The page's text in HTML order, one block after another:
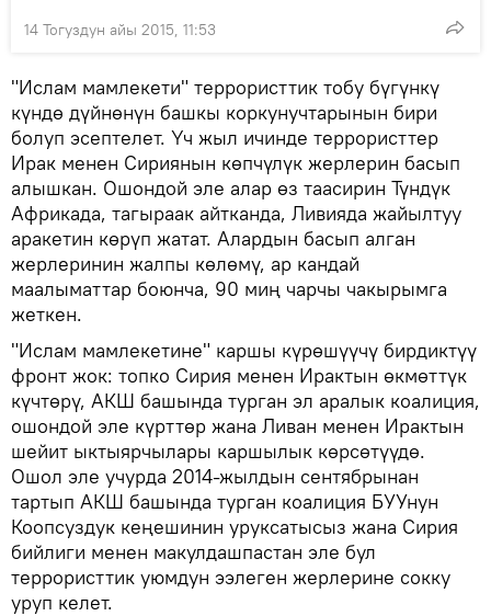
14 Тогуздун айы 2015, 11:53
"Ислам мамлекети" террористтик тобу бүгүнкү
күндө дүйнөнүн башкы коркунучтарынын бири
болуп эсептелет. Үч жыл ичинде террористтер
Ирак менен Сириянын көпчүлүк жерлерин басып
алышкан. Ошондой эле алар өз таасирин Түндүк
Африкада, тагыраак айтканда, Ливияда жайылтуу
аракетин көрүп жатат. Алардын басып алган
жерлеринин жалпы көлөмү, ар кандай
маалыматтар боюнча, 90 миң чарчы чакырымга
жеткен.
"Ислам мамлекетине" каршы күрөшүүчү бирдиктүү
фронт жок: топко Сирия менен Ирактын өкмөттүк
күчтөрү, АКШ башында турган эл аралык коалиция,
ошондой эле күрттөр жана Ливан менен Ирактын
шейит ыктыярчылары каршылык көрсөтүүдө.
Ошол эле учурда 2014-жылдын сентябрынан
тартып АКШ башында турган коалиция БУУнун
Коопсуздук кеңешинин уруксатысыз жана Сирия
бийлиги менен макулдашпастан эле бул
террористтик уюмдун ээлеген жерлерине сокку
уруп келет.